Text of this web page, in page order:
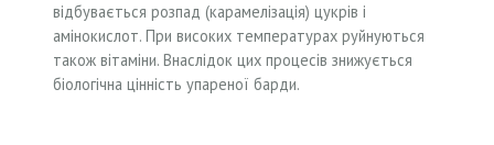
відбувається розпад (карамелізація) цукрів і
амінокислот. При високих температурах руйнуються
також вітаміни. Внаслідок цих процесів знижується
біологічна цінність упареної барди.